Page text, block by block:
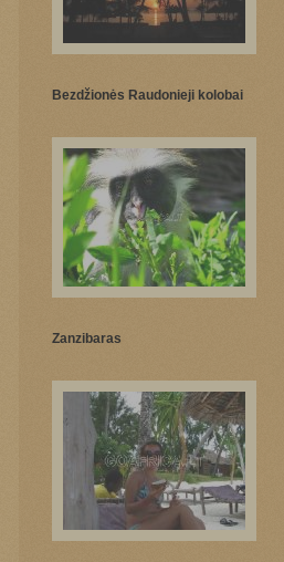
Bezdžionės Raudonieji kolobai
Zanzibaras